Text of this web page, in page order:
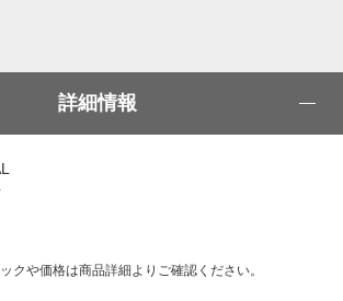
詳細情報
クや価格は商品詳細よりご確認ください。